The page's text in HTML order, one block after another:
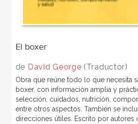
El boxer
de David George (Traductor)
Obra que reúne todo lo que necesita
boxer, con información amplia y
selección, cuidados, nutrición,
entre otros aspectos. También se
direcciones útiles. Escrito por autores